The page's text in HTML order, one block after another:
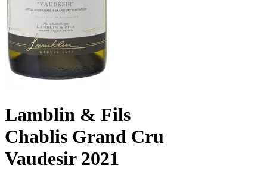
Lamblin & Fils
Chablis Grand Cru
Vaudesir 2021